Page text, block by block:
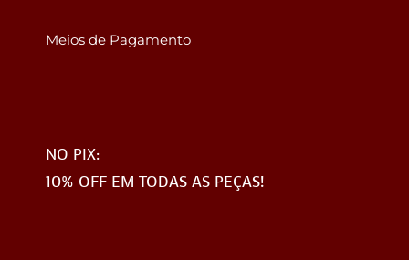
Meios de Pagamento
NO PIX:
10% OFF EM TODAS AS PEÇAS!